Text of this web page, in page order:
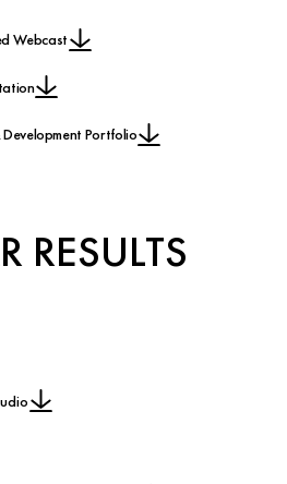
Webcast
Portfolio
RESULTS